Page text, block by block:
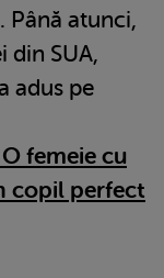
Până atunci,
din SUA,
adus pe
femeie cu
copil perfect